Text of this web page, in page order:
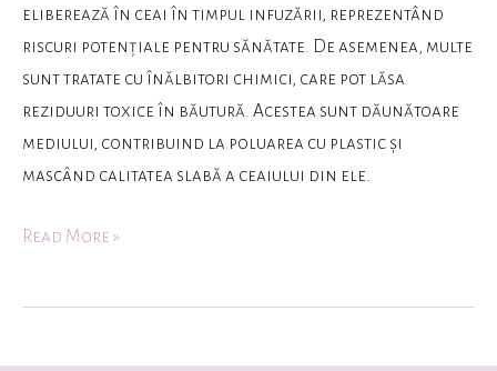
eliberează în ceai în timpul infuzării, reprezentând
riscuri potențiale pentru sănătate. De asemenea, multe
sunt tratate cu înălbitori chimici, care pot lăsa
reziduuri toxice în băutură. Acestea sunt dăunătoare
mediului, contribuind la poluarea cu plastic și
mascând calitatea slabă a ceaiului din ele.
plicurile
de
ceai…
|
Roha
Silva
Read More »